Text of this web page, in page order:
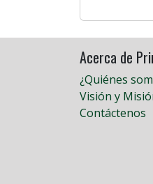
Acerca de
¿Quiénes
Visión y
Contáctenos